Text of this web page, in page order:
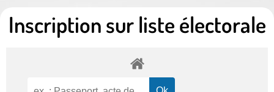
Inscription sur liste électorale